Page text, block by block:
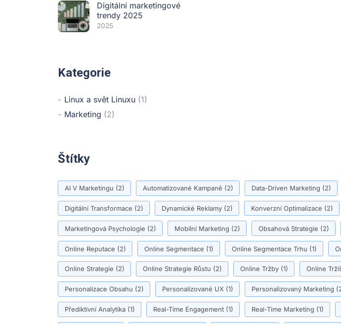
Digitální marketingové
trendy 2025
2025
Kategorie
Linux a svět Linuxu (1)
Marketing (2)
Štítky
AI V Marketingu (2) Automatizované Kampaně (2) Data-Driven Marketing (2)
Digitální Transformace (2) Dynamické Reklamy(2) Konverzní Optimalizace (2)
Marketingová Psychologie (2) Mobilní Marketing (2) Obsahová Strategie (2)
Online Reputace (2) Online Segmentace (1) Online Segmentace Trhu (1)
Online Strategie (2) Online Strategie Růstu (2) Online Tržby(1) Online
Personalizace Obsahu (2) Personalizované UX(1) Personalizovaný Marketing
Přediktivní Analytika(1) Real-Time Engagement(1) Real-Time Marketing (1)